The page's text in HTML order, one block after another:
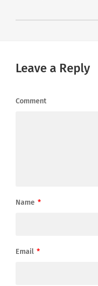
Leave a Reply
Comment
Name *
Email *